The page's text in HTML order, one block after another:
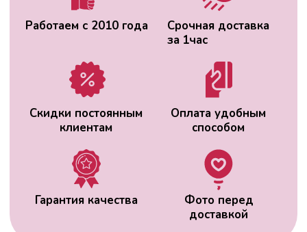
ВАС МОЖЕТ
ЗАИНТЕРЕСОВАТЬ